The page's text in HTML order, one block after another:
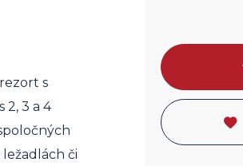
s
2, 3 a 4
či